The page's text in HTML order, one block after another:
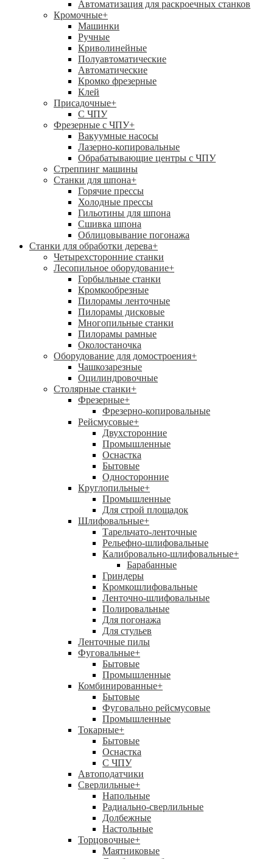
Автоматизация для раскроечных станков
Кромочные+
Машинки
Ручные
Криволинейные
Полуавтоматические
Автоматические
Кромко фрезерные
Клей
Присадочные+
С ЧПУ
Фрезерные с ЧПУ+
Вакуумные насосы
Лазерно-копировальные
Обрабатывающие центры с ЧПУ
Стреппинг машины
Станки для шпона+
Горячие прессы
Холодные прессы
Гильотины для шпона
Сшивка шпона
Облицовывание погонажа
Станки для обработки дерева+
Четырехсторонние станки
Лесопильное оборудование+
Горбыльные станки
Кромкообрезные
Пилорамы ленточные
Пилорамы дисковые
Многопильные станки
Пилорамы рамные
Околостаночка
Оборудование для домостроения+
Чашкозарезные
Оцилиндровочные
Столярные станки+
Фрезерные+
Фрезерно-копировальные
Рейсмусовые+
Двухсторонние
Промышленные
Оснастка
Бытовые
Односторонние
Круглопильные+
Промышленные
Для строй площадок
Шлифовальные+
Тарельчато-ленточные
Рельефно-шлифовальные
Калибровально-шлифовальные+
Барабанные
Гриндеры
Кромкошлифовальные
Ленточно-шлифовальные
Полировальные
Для погонажа
Для стульев
Ленточные пилы
Фуговальные+
Бытовые
Промышленные
Комбинированные+
Бытовые
Фуговально рейсмусовые
Промышленные
Токарные+
Бытовые
Оснастка
С ЧПУ
Автоподатчики
Сверлильные+
Напольные
Радиально-сверлильные
Долбежные
Настольные
Торцовочные+
Маятниковые